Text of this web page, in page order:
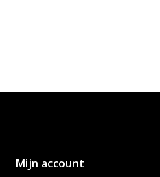
Mijn account